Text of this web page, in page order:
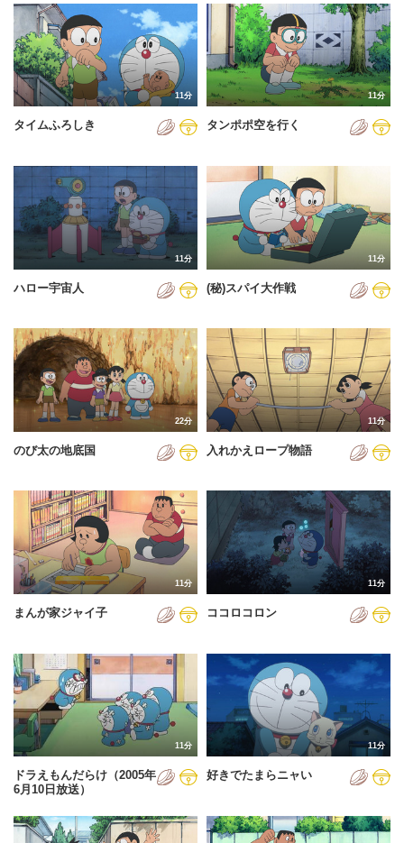
2024年
2025年
2026年
11分
タイムふろしき
11分
タンポポ空を行く
11分
ハロー宇宙人
11分
(秘)スパイ大作戦
22分
のび太の地底国
11分
入れかえロープ物語
11分
まんが家ジャイ子
11分
ココロコロン
11分
ドラえもんだらけ（2005年
6月10日放送）
11分
好きでたまらニャい